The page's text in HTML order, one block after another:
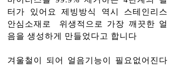
터가 있어요 제빙방식 역시 스테인리스
안심소재로 위생적으로 가장 깨끗한 얼
음을 생성하게 만들었다고 합니다
겨울철이 되어 얼음기능이 필요없어진다